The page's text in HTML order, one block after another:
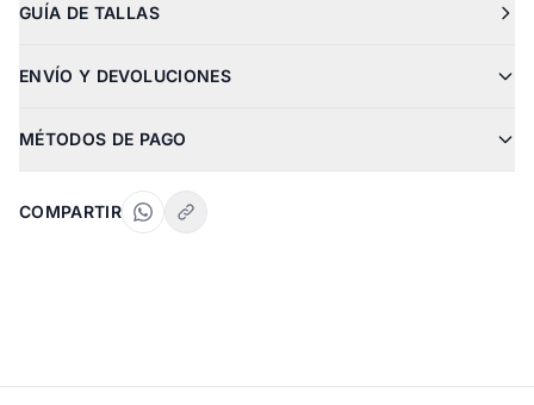
GUÍA DE TALLAS
ENVÍO Y DEVOLUCIONES
MÉTODOS DE PAGO
COMPARTIR